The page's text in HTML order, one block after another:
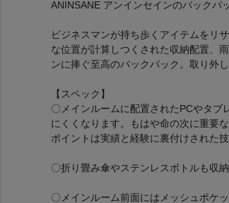
ANINSANE アンインセインのバックパ
ビジネスマンが持ち歩くアイテムをリ
な位置が計算しつくされた収納配置、
ンに捧ぐ至高のバックパック。取り外
【スペック】
〇メインルームに配置されたPCやタブ
にくくなります。もはや命の次に重要
ポイントは実績と経験に裏付けされた技
〇折り畳み傘やステンレスボトルも収
〇メインルーム前面にはメッシュポケ